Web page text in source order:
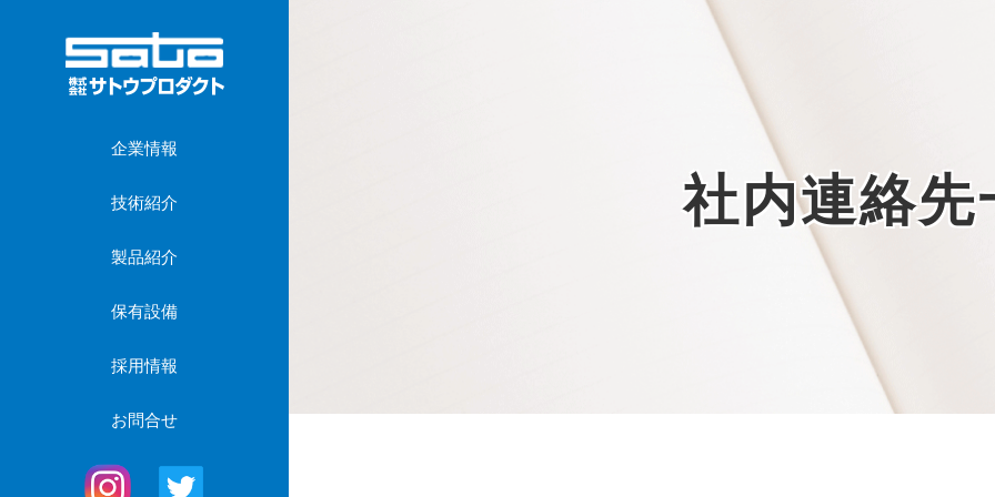
企業情報
技術紹介
製品紹介
保有設備
採用情報
お問合せ
社内連絡先